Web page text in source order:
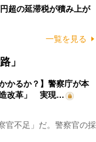
超の延滞税が積み上が
一覧を見る
」
かるか？】警察庁が本
造改革」 実現…
官不足」だ。警察官の採